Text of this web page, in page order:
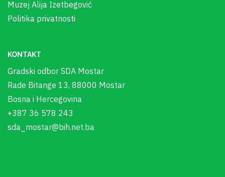
Muzej Alija Izetbegović
Politika privatnosti
KONTAKT
Gradski odbor SDA Mostar
Rade Bitange 13, 88000 Mostar
Bosna i Hercegovina
+387 36 578 243
sda_mostar@bih.net.ba